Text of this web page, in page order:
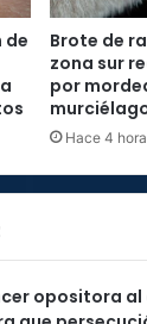
de
Brote de
zona sur
por
Hace 4
opositora al